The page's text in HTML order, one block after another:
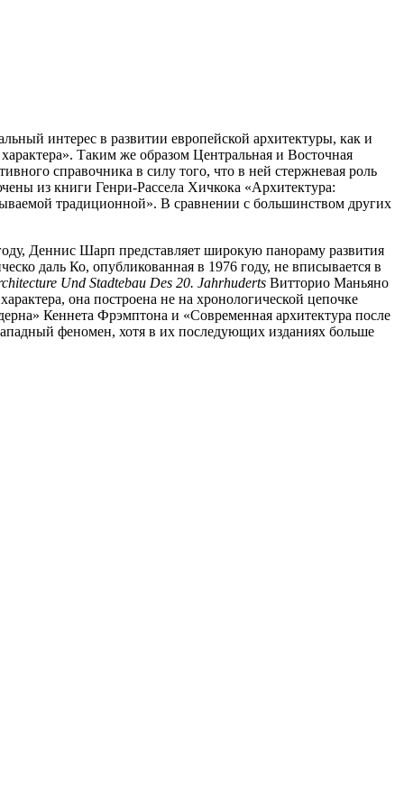
интерес в развитии европейской архитектуры, как и
Таким же образом Центральная и Восточная
справочника в силу того, что в ней стержневая роль
из книги Генри-Рассела Хичкока «Архитектура:
традиционной». В сравнении с большинством других
Деннис Шарп представляет широкую панораму развития
даль Ко, опубликованная в 1976 году, не вписывается в
Und Stadtebau Des 20. Jahrhuderts Витторио Маньяно
она построена не на хронологической цепочке
Кеннета Фрэмптона и «Современная архитектура после
феномен, хотя в их последующих изданиях больше